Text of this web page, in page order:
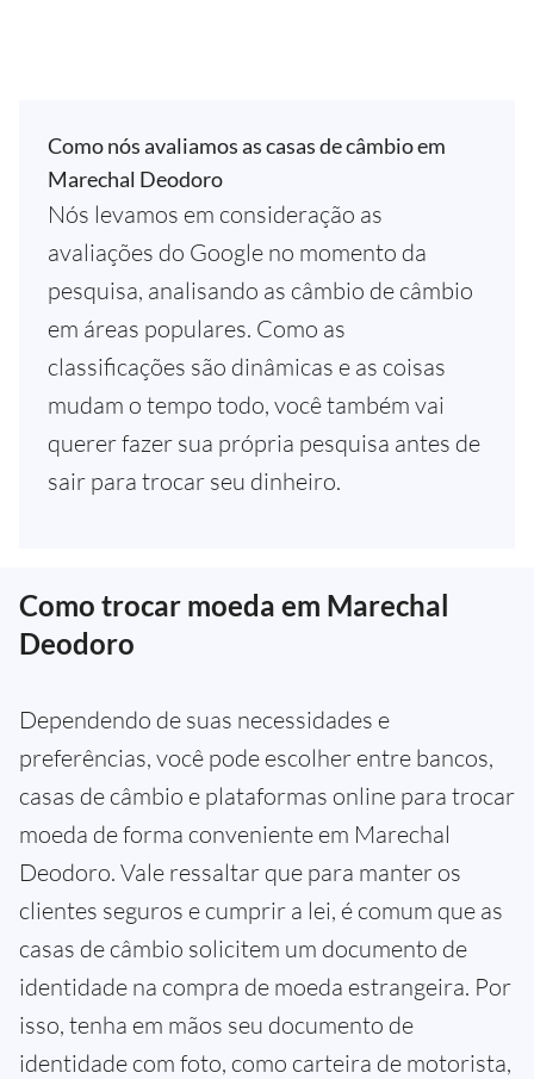
Como nós avaliamos as casas de câmbio em
Marechal Deodoro
Nós levamos em consideração as
avaliações do Google no momento da
pesquisa, analisando as câmbio de câmbio
em áreas populares. Como as
classificações são dinâmicas e as coisas
mudam o tempo todo, você também vai
querer fazer sua própria pesquisa antes de
sair para trocar seu dinheiro.
Como trocar moeda em Marechal
Deodoro
Dependendo de suas necessidades e
preferências, você pode escolher entre bancos,
casas de câmbio e plataformas online para trocar
moeda de forma conveniente em Marechal
Deodoro. Vale ressaltar que para manter os
clientes seguros e cumprir a lei, é comum que as
casas de câmbio solicitem um documento de
identidade na compra de moeda estrangeira. Por
isso, tenha em mãos seu documento de
identidade com foto, como carteira de motorista,